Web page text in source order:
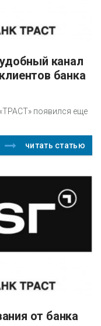
банка
появился еще
читать статью